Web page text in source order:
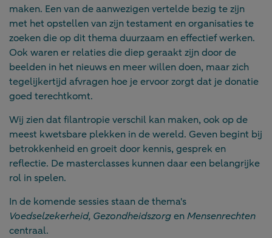
maken. Een van de aanwezigen vertelde bezig te zijn
met het opstellen van zijn testament en organisaties te
zoeken die op dit thema duurzaam en effectief werken.
Ook waren er relaties die diep geraakt zijn door de
beelden in het nieuws en meer willen doen, maar zich
tegelijkertijd afvragen hoe je ervoor zorgt dat je donatie
goed terechtkomt.
Wij zien dat filantropie verschil kan maken, ook op de
meest kwetsbare plekken in de wereld. Geven begint bij
betrokkenheid en groeit door kennis, gesprek en
reflectie. De masterclasses kunnen daar een belangrijke
rol in spelen.
In de komende sessies staan de thema's
Voedselzekerheid, GezondheidszorgenMensenrechten
centraal.